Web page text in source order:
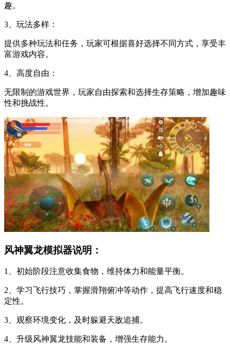
趣。
3、玩法多样：
提供多种玩法和任务，玩家可根据喜好选择不同方式，享受丰
富游戏内容。
4、高度自由：
无限制的游戏世界，玩家自由探索和选择生存策略，增加趣味
性和挑战性。
风神翼龙模拟器说明：
1、初始阶段注意收集食物，维持体力和能量平衡。
2、学习飞行技巧，掌握滑翔俯冲等动作，提高飞行速度和稳
定性。
3、观察环境变化，及时躲避天敌追捕。
4、升级风神翼龙技能和装备，增强生存能力。